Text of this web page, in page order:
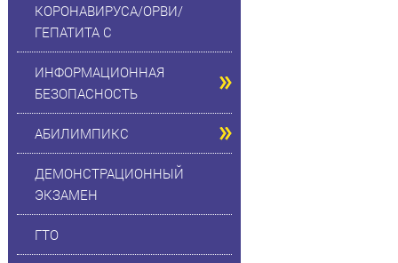
КОРОНАВИРУСА/ОРВИ/
ГЕПАТИТА С
ИНФОРМАЦИОННАЯ
БЕЗОПАСНОСТЬ
АБИЛИМПИКС
ДЕМОНСТРАЦИОННЫЙ
ЭКЗАМЕН
ГТО